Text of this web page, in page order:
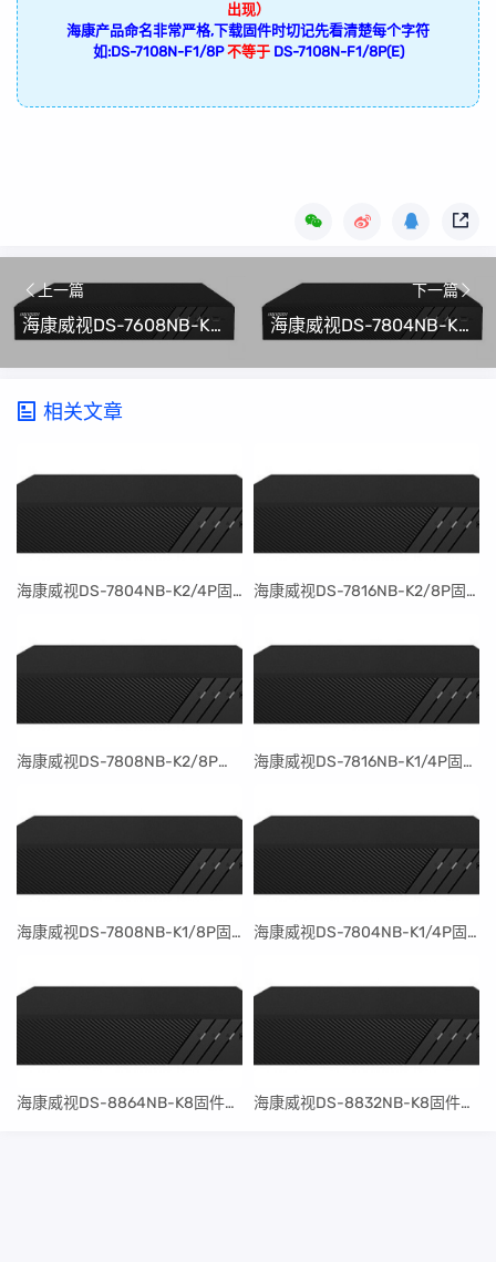
出现）
海康产品命名非常严格,下载固件时切记先看清楚每个字符
如:DS-7108N-F1/8P 不等于 DS-7108N-F1/8P(E)
上一篇
​海康威视DS-7608NB-K2/8P刷机包V4.30.097build240401
下一篇
​海康威视DS-7804NB-K1固件刷机升级包V4.30.097build240401
相关文章
​海康威视DS-7804NB-K2/4P固件升级包V4.30.097build240401 ​海康威视DS-7816NB-K2/8P固件升级包V4.30.097build240401
​海康威视DS-7808NB-K2/8P固件升级包V4.30.097build240401 ​海康威视DS-7816NB-K1/4P固件升级包V4.30.097build240401
​海康威视DS-7808NB-K1/8P固件升级包V4.30.097build240401 ​海康威视DS-7804NB-K1/4P固件升级包V4.30.097build240401
​海康威视DS-8864NB-K8固件升级包V4.30.097build240401 ​海康威视DS-8832NB-K8固件升级包V4.30.097build240401